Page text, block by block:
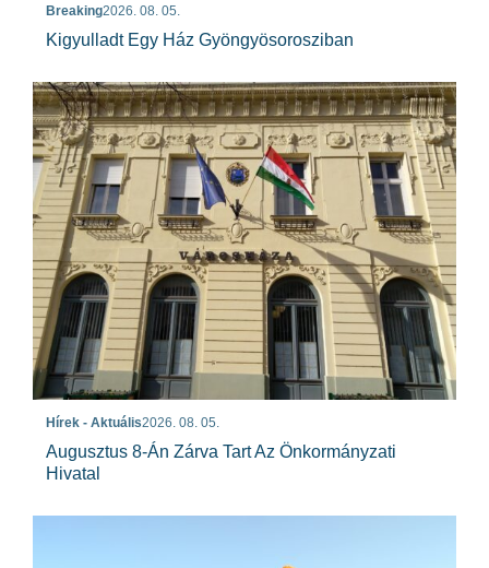
Breaking2026. 08. 05.
Kigyulladt Egy Ház Gyöngyösorosziban
Hírek - Aktuális2026. 08. 05.
Augusztus 8-Án Zárva Tart Az Önkormányzati
Hivatal